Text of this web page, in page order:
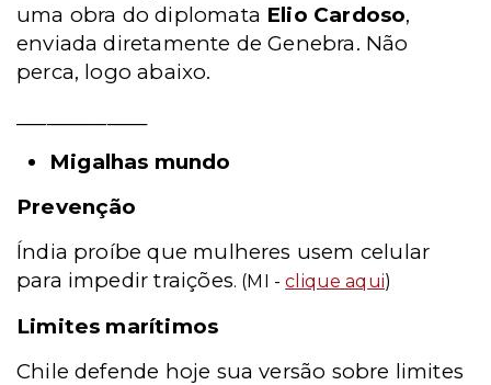
uma obra do diplomata Elio Cardoso,
enviada diretamente de Genebra. Não
perca, logo abaixo.
Migalhas mundo
Prevenção
Índia proíbe que mulheres usem celular
para impedir traições. (MI -clique aqui)
Limites marítimos
Chile defende hoje sua versão sobre limites